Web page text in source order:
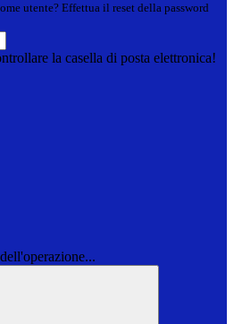
utente? Effettua il reset della password
la casella di posta elettronica!